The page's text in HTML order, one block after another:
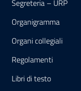
Segreteria – URP
Organigramma
Organi collegiali
Regolamenti
Libri di testo